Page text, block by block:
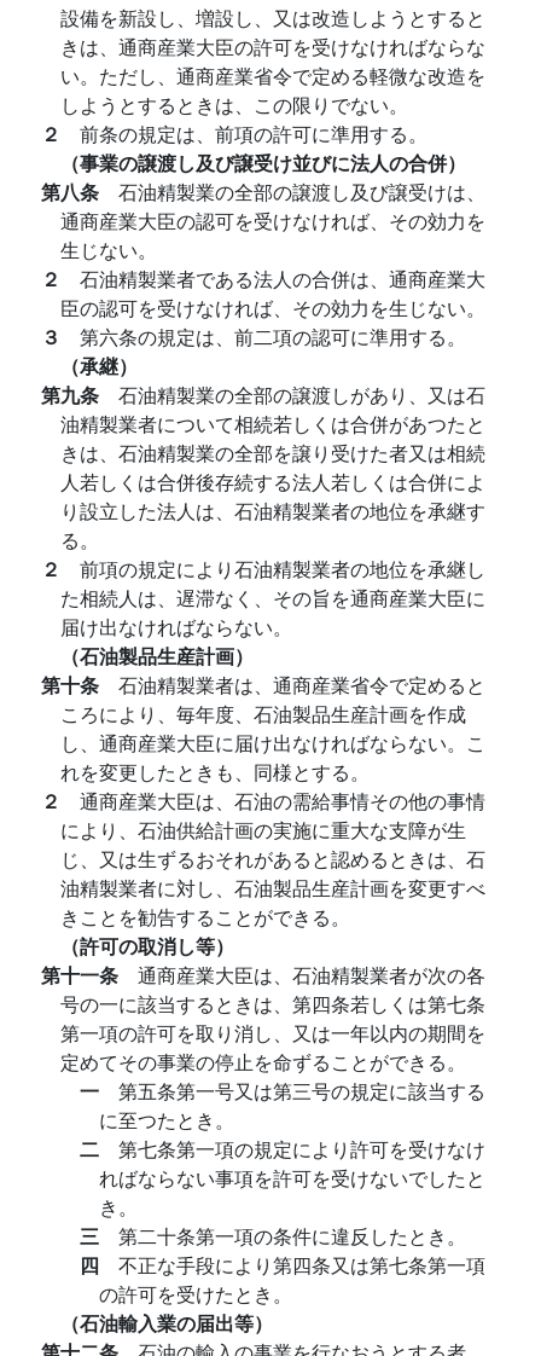
設備を新設し、増設し、又は改造しようとすると
きは、通商産業大臣の許可を受けなければならな
い。ただし、通商産業省令で定める軽微な改造を
しようとするときは、この限りでない。
２ 前条の規定は、前項の許可に準用する。
（事業の譲渡し及び譲受け並びに法人の合併）
第八条 石油精製業の全部の譲渡し及び譲受けは、
通商産業大臣の認可を受けなければ、その効力を
生じない。
２ 石油精製業者である法人の合併は、通商産業大
臣の認可を受けなければ、その効力を生じない。
３ 第六条の規定は、前二項の認可に準用する。
（承継）
第九条 石油精製業の全部の譲渡しがあり、又は石
油精製業者について相続若しくは合併があつたと
きは、石油精製業の全部を譲り受けた者又は相続
人若しくは合併後存続する法人若しくは合併によ
り設立した法人は、石油精製業者の地位を承継す
る。
２ 前項の規定により石油精製業者の地位を承継し
た相続人は、遅滞なく、その旨を通商産業大臣に
届け出なければならない。
（石油製品生産計画）
第十条 石油精製業者は、通商産業省令で定めると
ころにより、毎年度、石油製品生産計画を作成
し、通商産業大臣に届け出なければならない。こ
れを変更したときも、同様とする。
２ 通商産業大臣は、石油の需給事情その他の事情
により、石油供給計画の実施に重大な支障が生
じ、又は生ずるおそれがあると認めるときは、石
油精製業者に対し、石油製品生産計画を変更すべ
きことを勧告することができる。
（許可の取消し等）
第十一条 通商産業大臣は、石油精製業者が次の各
号の一に該当するときは、第四条若しくは第七条
第一項の許可を取り消し、又は一年以内の期間を
定めてその事業の停止を命ずることができる。
一 第五条第一号又は第三号の規定に該当する
に至つたとき。
二 第七条第一項の規定により許可を受けなけ
ればならない事項を許可を受けないでしたと
き。
三 第二十条第一項の条件に違反したとき。
四 不正な手段により第四条又は第七条第一項
の許可を受けたとき。
（石油輸入業の届出等）